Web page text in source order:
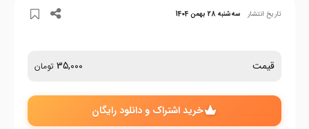
تاریخ انتشار سه‌شنبه 28 بهمن 1404
قیمت 35,000 تومان
خرید اشتراک و دانلود رایگان